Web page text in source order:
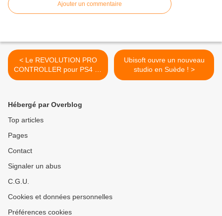
Ajouter un commentaire
< Le REVOLUTION PRO
CONTROLLER pour PS4 se
décline en 7 coloris !
Ubisoft ouvre un nouveau
studio en Suède ! >
Hébergé par Overblog
Top articles
Pages
Contact
Signaler un abus
C.G.U.
Cookies et données personnelles
Préférences cookies